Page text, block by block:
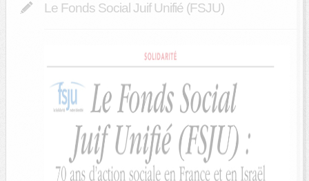
Le Fonds Social Juif Unifié (FSJU)